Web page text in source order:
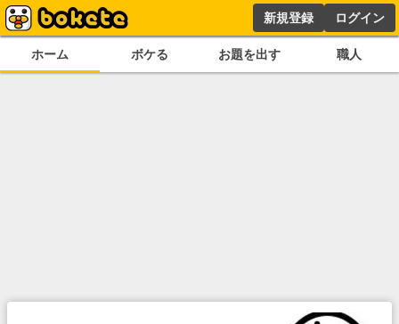
新規登録 ログイン
ホーム ボケる お題を出す 職人